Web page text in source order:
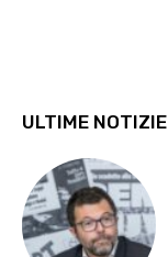
ULTIME NOTIZIE